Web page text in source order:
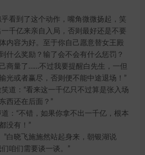
到了这个动作，嘴角微微扬起，笑
一千亿来亲自入局，否则最好还是不要
内容为好。至于你自己愿意替女王殿
什么奖励？输了会不会有什么惩罚？
商量了……不过我要提醒白先生，一但
光或者赢尽，否则便不能中途退场！”
：“看来这一千亿只不过算是张入场
西还在后面？”
“不错，如果你拿不出一千亿，根本
没有！”
晓飞施施然站起身来，朝银湖说
咱们需要谈一谈。”